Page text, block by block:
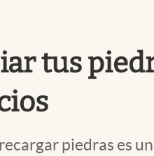
tus
piedras es